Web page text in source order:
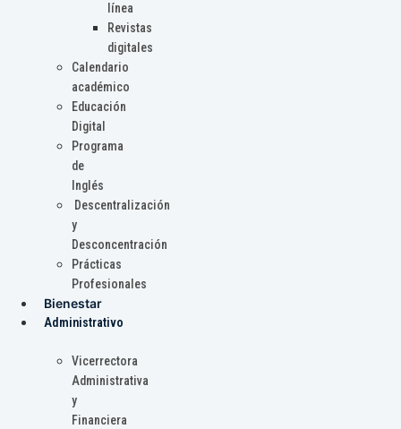
línea
Revistas
digitales
Calendario
académico
Educación
Digital
Programa
de
Inglés
Descentralización
y
Desconcentración
Prácticas
Profesionales
Bienestar
Administrativo
Vicerrectora
Administrativa
y
Financiera